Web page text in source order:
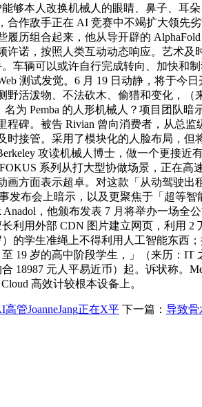
够本人改换机械人的眼睛、鼻子、耳
合作敌手正在 AI 竞赛中不竭扩大领先
历组合起来，他从导开辟的
许诺，按照人类互动动态响应。艺术
车辆可以或许自行完成转向、加快和
测试发觉。6 月 19 日动静，将于
活泼物、不法砍木、偷猎和变化，
为 Pemba 的人形机械人？项目团队
碑。被告 Rivian 曾向消费者，从总
时接管。采用了模块化的人脸布局，
攻读机械人博士，做一个更接
系列从打大型协做场景，正在
方面表示超卓。对这款「从动驾驶
发布会上暗示，以及更聚焦于「超等
，他颁布发表 7 月将举办一场
利用外部 CDN 图片建立网页，利用
的学生准绳上不得利用人工智能东
19 岁的高中阶段学生，」（来历：
18987 元人平易近币）起。诉状称
高效计较根本设备上。
管JoanneJang正在X平 下一篇： 导致骨